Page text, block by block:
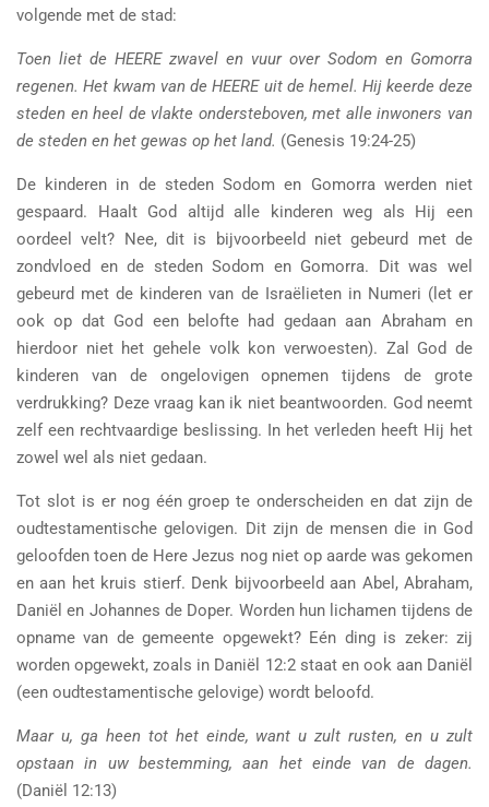
volgende met de stad:
Toen liet de HEERE zwavel en vuur over Sodom en Gomorra
regenen. Het kwam van de HEERE uit de hemel. Hij keerde deze
steden en heel de vlakte ondersteboven, met alle inwoners van
de steden en het gewas op het land. (Genesis 19:24-25)
De kinderen in de steden Sodom en Gomorra werden niet
gespaard. Haalt God altijd alle kinderen weg als Hij een
oordeel velt? Nee, dit is bijvoorbeeld niet gebeurd met de
zondvloed en de steden Sodom en Gomorra. Dit was wel
gebeurd met de kinderen van de Israëlieten in Numeri (let er
ook op dat God een belofte had gedaan aan Abraham en
hierdoor niet het gehele volk kon verwoesten). Zal God de
kinderen van de ongelovigen opnemen tijdens de grote
verdrukking? Deze vraag kan ik niet beantwoorden. God neemt
zelf een rechtvaardige beslissing. In het verleden heeft Hij het
zowel wel als niet gedaan.
Tot slot is er nog één groep te onderscheiden en dat zijn de
oudtestamentische gelovigen. Dit zijn de mensen die in God
geloofden toen de Here Jezus nog niet op aarde was gekomen
en aan het kruis stierf. Denk bijvoorbeeld aan Abel, Abraham,
Daniël en Johannes de Doper. Worden hun lichamen tijdens de
opname van de gemeente opgewekt? Eén ding is zeker: zij
worden opgewekt, zoals in Daniël 12:2 staat en ook aan Daniël
(een oudtestamentische gelovige) wordt beloofd.
Maar u, ga heen tot het einde, want u zult rusten, en u zult
opstaan in uw bestemming, aan het einde van de dagen.
(Daniël 12:13)